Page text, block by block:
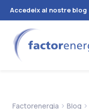
Accedeix al nostre blog
Factorenergia > Blog >